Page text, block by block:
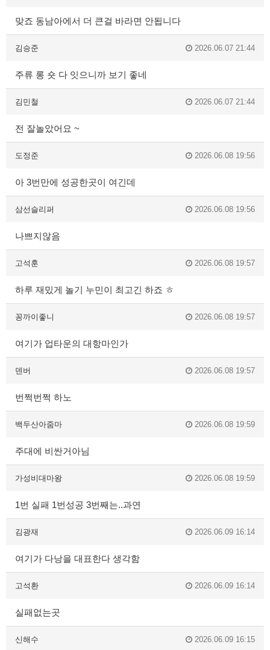
맞죠 동남아에서 더 큰걸 바라면 안됩니다
김승준 2026.06.07 21:44
주류 롱 숏 다 잇으니까 보기 좋네
김민철 2026.06.07 21:44
전 잘놀았어요 ~
도정준 2026.06.08 19:56
아 3번만에 성공한곳이 여긴데
삼선슬리퍼 2026.06.08 19:56
나쁘지않음
고석훈 2026.06.08 19:57
하루 재밌게 놀기 누민이 최고긴 하죠 ㅎ
꽁까이좋니 2026.06.08 19:57
여기가 업타운의 대항마인가
덴버 2026.06.08 19:57
번쩍번쩍 하노
백두산아줌마 2026.06.08 19:59
주대에 비싼거아님
가성비대마왕 2026.06.08 19:59
1번 실패 1번성공 3번째는..과연
김광재 2026.06.09 16:14
여기가 다낭을 대표한다 생각함
고석환 2026.06.09 16:14
실패없는곳
신해수 2026.06.09 16:15